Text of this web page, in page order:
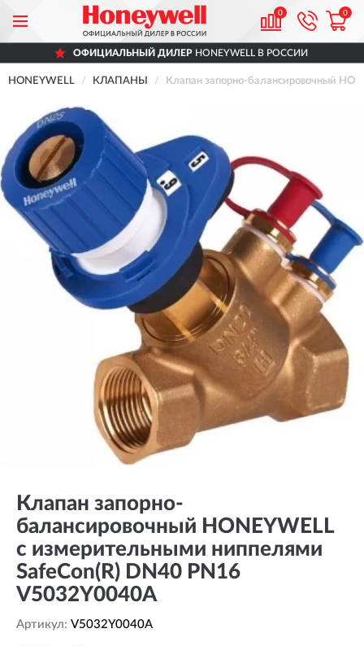
0 0
ОФИЦИАЛЬНЫЙ ДИЛЕР HONEYWELL В РОССИИ
HONEYWELL КЛАПАНЫ Клапан запорно-балансировочный
Клапан запорно-
балансировочный HONEYWELL
с измерительными ниппелями
SafeCon(R) DN40 PN16
V5032Y0040A
Артикул: V5032Y0040A